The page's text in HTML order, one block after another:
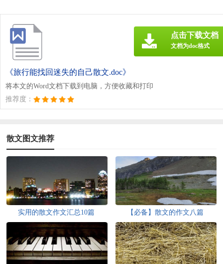
《旅行能找回迷失的自己散文.doc》
将本文的Word文档下载到电脑，方便收藏和打印
推荐度：
点击下载文档
文档为doc格式
散文图文推荐
实用的散文作文汇总10篇 【必备】散文的作文八篇